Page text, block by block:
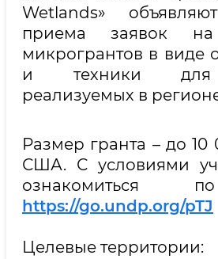
Wetlands»
приема заявок
микрогрантов в виде
и техники для
реализуемых в
Размер гранта – до 10
США. С условиями
ознакомиться
https://go.undp.org/pTJ
Целевые территории: